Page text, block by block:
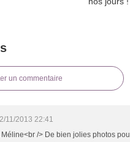
un commentaire
11/2013 22:41
/> De bien jolies photos